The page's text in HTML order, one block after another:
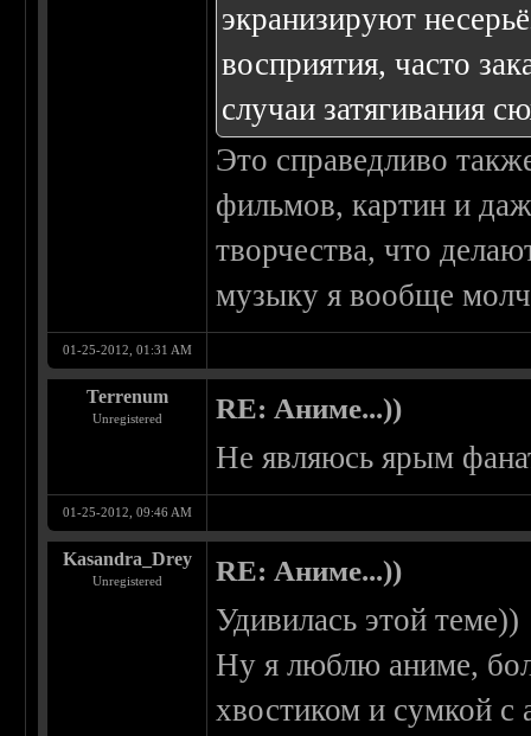
экранизируют
восприятия, часто
случаи затягивания
Это справедливо
фильмов, картин и
творчества, что
музыку я вообще
01-25-2012, 01:31 AM
Terrenum
Unregistered RE: Аниме...))
Не являюсь ярым
01-25-2012, 09:46 AM
Kasandra_Drey
Unregistered RE: Аниме...))
Удивилась этой теме))
Ну я люблю аниме,
хвостиком и сумкой